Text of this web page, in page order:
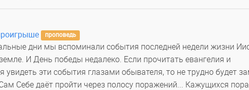
проповедь
дни мы вспоминали события последней недели жизни
И День победы недалеко. Если прочитать евангелия и
увидеть эти события глазами обывателя, то не трудно будет
Себе даёт пройти через полосу поражений... Кажущихся